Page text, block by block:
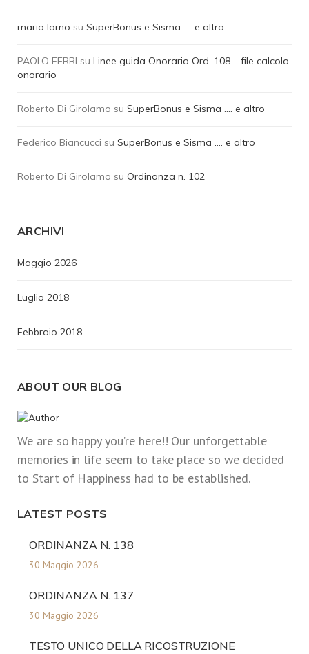
maria lomo su SuperBonus e Sisma …. e altro
PAOLO FERRI su Linee guida Onorario Ord. 108 – file calcolo
onorario
Roberto Di Girolamo su SuperBonus e Sisma …. e altro
Federico Biancucci su SuperBonus e Sisma …. e altro
Roberto Di Girolamo su Ordinanza n. 102
ARCHIVI
Maggio 2026
Luglio 2018
Febbraio 2018
ABOUT OUR BLOG
We are so happy you’re here!! Our unforgettable
memories in life seem to take place so we decided
to Start of Happiness had to be established.
LATEST POSTS
ORDINANZA N. 138
30 Maggio 2026
ORDINANZA N. 137
30 Maggio 2026
TESTO UNICO DELLA RICOSTRUZIONE